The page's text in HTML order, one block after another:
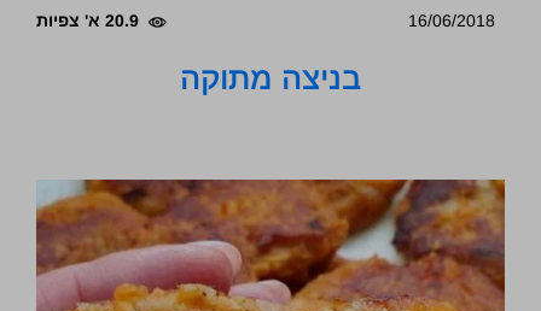
16/06/2018 20.9 א' צפיות
בניצה מתוקה